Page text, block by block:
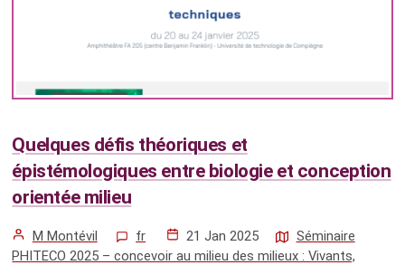
Quelques défis théoriques et
épistémologiques entre biologie et conception
orientée milieu
M Montévil fr 21 Jan 2025
Séminaire
PHITECO 2025 – concevoir au milieu des milieux : Vivants,